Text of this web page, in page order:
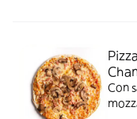
Con